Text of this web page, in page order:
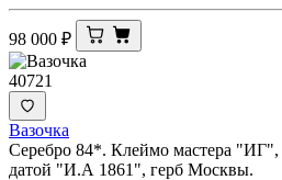
98 000 ₽
40721
Вазочка
Серебро 84*. Клеймо мастера "ИГ",
датой "И.А 1861", герб Москвы.